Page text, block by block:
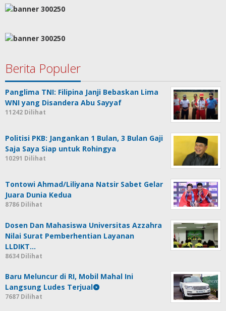
Berita Populer
Panglima TNI: Filipina Janji Bebaskan Lima
WNI yang Disandera Abu Sayyaf
11242 Dilihat
Politisi PKB: Jangankan 1 Bulan, 3 Bulan Gaji
Saja Saya Siap untuk Rohingya
10291 Dilihat
Tontowi Ahmad/Liliyana Natsir Sabet Gelar
Juara Dunia Kedua
8786 Dilihat
Dosen Dan Mahasiswa Universitas Azzahra
Nilai Surat Pemberhentian Layanan
LLDIKT…
8634 Dilihat
Baru Meluncur di RI, Mobil Mahal Ini
Langsung Ludes Terjual
7687 Dilihat